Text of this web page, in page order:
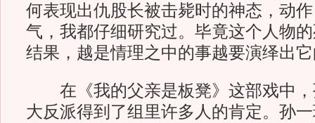
何表现出仇股长被击毙时的神态，动
气，我都仔细研究过。毕竟这个人物
结果，越是情理之中的事越要演绎出
在《我的父亲是板凳》这部戏中，
大反派得到了组里许多人的肯定。孙